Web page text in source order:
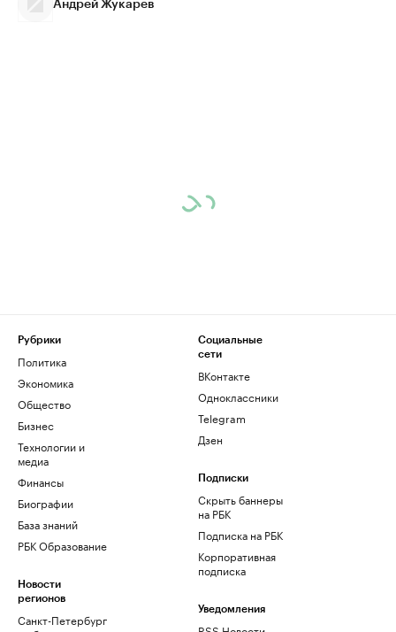
Андрей Жукарев
Рубрики
Политика
Экономика
Общество
Бизнес
Технологии и
медиа
Финансы
Биографии
База знаний
РБК Образование
Новости
регионов
Санкт-Петербург
Социальные
сети
ВКонтакте
Одноклассники
Telegram
Дзен
Подписки
Скрыть баннеры
на РБК
Подписка на РБК
Корпоративная
подписка
Уведомления